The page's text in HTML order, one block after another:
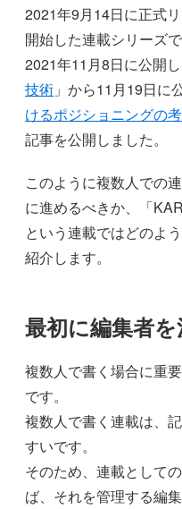
2021年9月14日に正式
開始した連載シリーズで
2021年11月8日に公開
技術 」から11月19日に
けるポジショニングの
記事を公開しました。
このように複数人での
に進めるべきか、「
という連載ではどのよ
紹介します。
最初に編集者
複数人で書く場合に重
です。
複数人で書く連載は、
すいです。
そのため、連載として
ば、それを管理する編